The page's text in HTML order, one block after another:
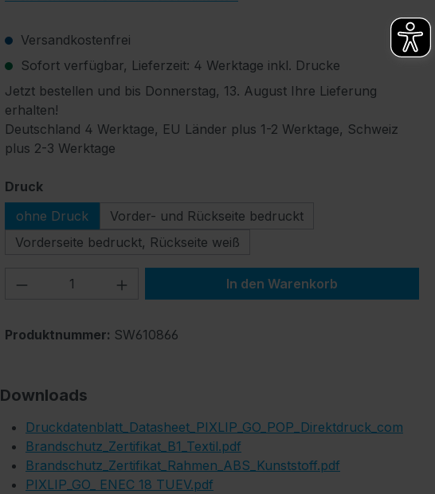
Versandkostenfrei
Sofort verfügbar, Lieferzeit: 4 Werktage inkl. Drucke
Jetzt bestellen und bis Donnerstag, 13. August Ihre Lieferung
erhalten!
Deutschland 4 Werktage, EU Länder plus 1-2 Werktage, Schweiz
plus 2-3 Werktage
Druckauswählen
ohne Druck
Vorder- und Rückseite bedruckt
Vorderseite bedruckt, Rückseite weiß
Produkt Anzahl: Gib den gewünschten Wert
In den Warenkorb
Produktnummer: SW610866
Downloads
Druckdatenblatt_Datasheet_PIXLIP_GO_POP_Direktdruck_com
Brandschutz_Zertifikat_B1_Textil.pdf
Brandschutz_Zertifikat_Rahmen_ABS_Kunststoff.pdf
PIXLIP_GO_ ENEC 18 TUEV.pdf